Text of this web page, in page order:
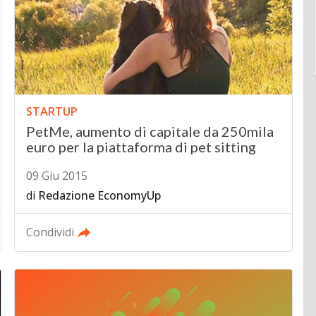
STARTUP
PetMe, aumento di capitale da 250mila
euro per la piattaforma di pet sitting
09 Giu 2015
di Redazione EconomyUp
Condividi